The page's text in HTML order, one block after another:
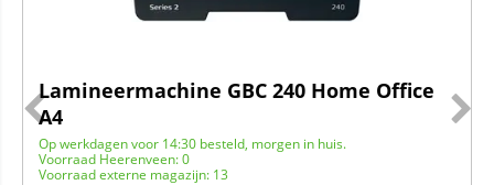
Lamineermachine GBC 240 Home Office
A4
Op werkdagen voor 14:30 besteld, morgen in huis.
Voorraad Heerenveen: 0
Voorraad externe magazijn: 13